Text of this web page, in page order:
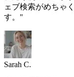
ェブ検索がめちゃ
す。 "
Sarah C.